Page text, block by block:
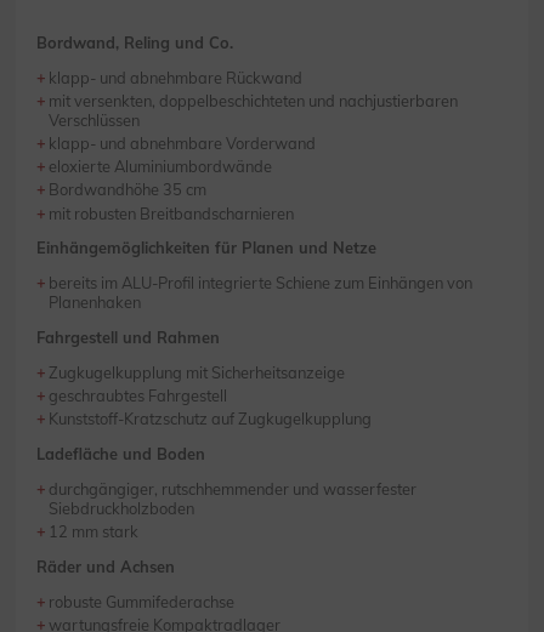
Bordwand, Reling und Co.
klapp- und abnehmbare Rückwand
mit versenkten, doppelbeschichteten und nachjustierbaren
Verschlüssen
klapp- und abnehmbare Vorderwand
eloxierte Aluminiumbordwände
Bordwandhöhe 35 cm
mit robusten Breitbandscharnieren
Einhängemöglichkeiten für Planen und Netze
bereits im ALU-Profil integrierte Schiene zum Einhängen von
Planenhaken
Fahrgestell und Rahmen
Zugkugelkupplung mit Sicherheitsanzeige
geschraubtes Fahrgestell
Kunststoff-Kratzschutz auf Zugkugelkupplung
Ladefläche und Boden
durchgängiger, rutschhemmender und wasserfester
Siebdruckholzboden
12 mm stark
Räder und Achsen
robuste Gummifederachse
wartungsfreie Kompaktradlager